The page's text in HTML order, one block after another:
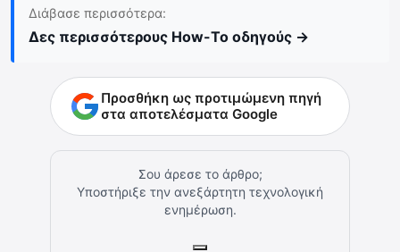
Διάβασε περισσότερα:
Δες περισσότερους How-To οδηγούς →
Προσθήκη ως προτιμώμενη πηγή
στα αποτελέσματα Google
Σου άρεσε το άρθρο;
Υποστήριξε την ανεξάρτητη τεχνολογική
ενημέρωση.